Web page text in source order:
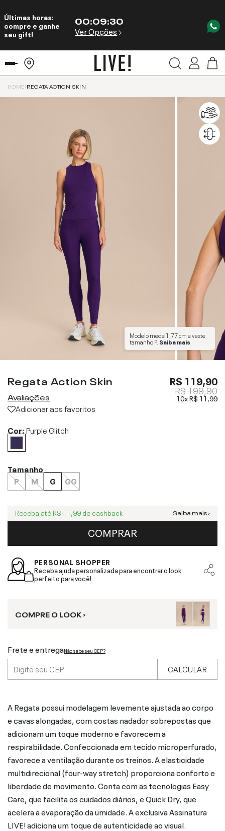
Últimas horas:
compre e ganhe
seu gift!
00:09:30
Ver Opções
HOME REGATA ACTION SKIN
Modelo mede1,77 cme veste
tamanhoP. Saiba mais
Regata Action Skin
Avaliações
Adicionar aos favoritos
R$ 119,90
R$ 199,90
10xR$ 11,99
Cor:Purple Glitch
Tamanho
P
M G GG
Receba até R$ 11,99 de cashback Saiba mais ›
COMPRAR
PERSONAL SHOPPER
Receba ajuda personalizada para encontrar o look
perfeito para você!
COMPRE O LOOK ›
Frete e entregaNão sabe seu CEP?
CALCULAR
A Regata possui modelagem levemente ajustada ao corpo
e cavas alongadas, com costas nadador sobrepostas que
adicionam um toque moderno e favorecem a
respirabilidade. Confeccionada em tecido microperfurado,
favorece a ventilação durante os treinos. A elasticidade
multidirecional (four-way stretch) proporciona conforto e
liberdade de movimento. Conta com as tecnologias Easy
Care, que facilita os cuidados diários, e Quick Dry, que
acelera a evaporação da umidade. A exclusiva Assinatura
LIVE! adiciona um toque de autenticidade ao visual.